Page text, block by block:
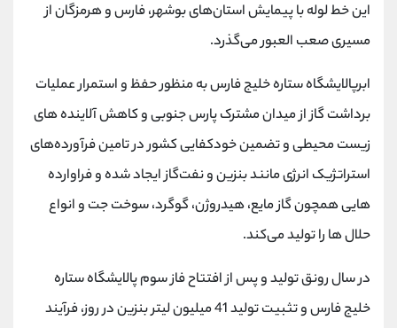
این خط لوله با پیمایش استان‌های بوشهر، فارس و هرمزگان از
مسیری صعب العبور می‌گذرد.
ابرپالایشگاه ستاره خلیج فارس به منظور حفظ و استمرار عملیات
برداشت گاز از میدان مشترک پارس جنوبی و کاهش آلاینده های
زیست محیطی و تضمین خودکفایی کشور در تامین فرآورده‌های
استراتژیک انرژی مانند بنزین و نفت‌گاز ایجاد شده و فراوارده
هایی همچون گاز مایع، هیدروژن، گوگرد، سوخت جت و انواع
حلال ها را تولید می‌کند.
در سال رونق تولید و پس از افتتاح فاز سوم پالایشگاه ستاره
خلیج فارس و تثبیت تولید 41 میلیون لیتر بنزین در روز، فرآیند